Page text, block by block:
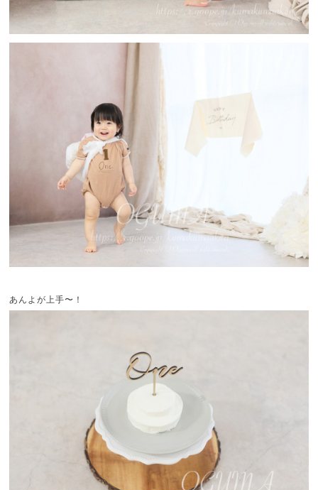
あんよが上手〜！